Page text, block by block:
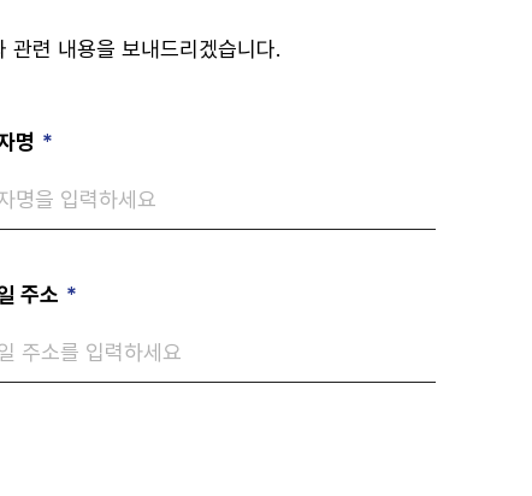
관련 내용을 보내드리겠습니다.
명 *
주소 *